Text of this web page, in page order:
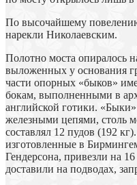
По высочайшему
нарекли Николаевским.
Полотно моста опиралось
выложенных у основания
части опорных «быков»
бокам, выполненными в
английской готики.
железными цепями, столь
составлял 12 пудов (192
изготовленные в
Гендерсона, привезли на
доставили на подводах,